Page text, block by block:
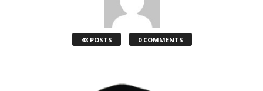
48 POSTS 0 COMMENTS